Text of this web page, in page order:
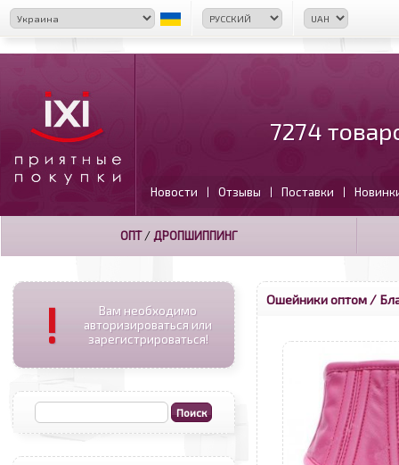
7274
Новости | Отзывы | Поставки |
ОПТ/ ДРОПШИППИНГ
!
Вам необходимо
авторизироваться или
зарегистрироваться!
Ошейники оптом/